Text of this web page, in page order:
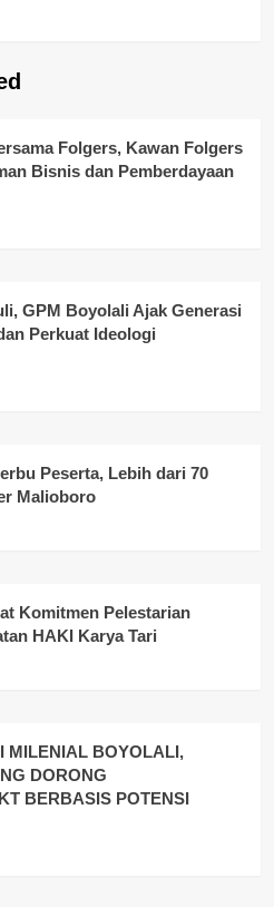
Folgers, Kawan Folgers
Bisnis dan Pemberdayaan
GPM Boyolali Ajak Generasi
Perkuat Ideologi
Peserta, Lebih dari 70
Malioboro
Komitmen Pelestarian
HAKI Karya Tari
MILENIAL BOYOLALI,
DORONG
BERBASIS POTENSI